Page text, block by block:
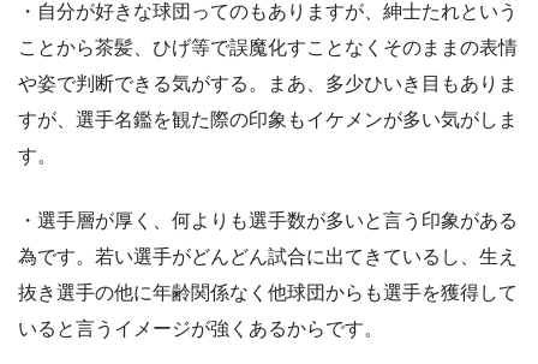
・自分が好きな球団ってのもありますが、紳士たれという
ことから茶髪、ひげ等で誤魔化すことなくそのままの表情
や姿で判断できる気がする。まあ、多少ひいき目もありま
すが、選手名鑑を観た際の印象もイケメンが多い気がしま
す。
・選手層が厚く、何よりも選手数が多いと言う印象がある
為です。若い選手がどんどん試合に出てきているし、生え
抜き選手の他に年齢関係なく他球団からも選手を獲得して
いると言うイメージが強くあるからです。